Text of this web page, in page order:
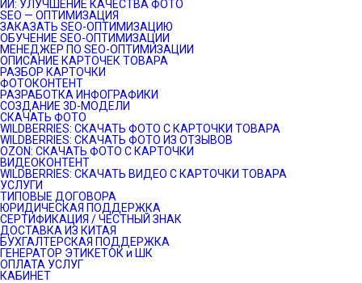
ИИ: УЛУЧШЕНИЕ КАЧЕСТВА ФОТО
SEO — ОПТИМИЗАЦИЯ
ЗАКАЗАТЬ SEO-ОПТИМИЗАЦИЮ
ОБУЧЕНИЕ SEO-ОПТИМИЗАЦИИ
МЕНЕДЖЕР ПО SEO-ОПТИМИЗАЦИИ
ОПИСАНИЕ КАРТОЧЕК ТОВАРА
РАЗБОР КАРТОЧКИ
ФОТОКОНТЕНТ
РАЗРАБОТКА ИНФОГРАФИКИ
СОЗДАНИЕ 3D-МОДЕЛИ
СКАЧАТЬ ФОТО
WILDBERRIES: СКАЧАТЬ ФОТО С КАРТОЧКИ ТОВАРА
WILDBERRIES: СКАЧАТЬ ФОТО ИЗ ОТЗЫВОВ
OZON: СКАЧАТЬ ФОТО С КАРТОЧКИ
ВИДЕОКОНТЕНТ
WILDBERRIES: СКАЧАТЬ ВИДЕО С КАРТОЧКИ ТОВАРА
УСЛУГИ
ТИПОВЫЕ ДОГОВОРА
ЮРИДИЧЕСКАЯ ПОДДЕРЖКА
СЕРТИФИКАЦИЯ / ЧЕСТНЫЙ ЗНАК
ДОСТАВКА ИЗ КИТАЯ
БУХГАЛТЕРСКАЯ ПОДДЕРЖКА
ГЕНЕРАТОР ЭТИКЕТОК и ШК
ОПЛАТА УСЛУГ
КАБИНЕТ